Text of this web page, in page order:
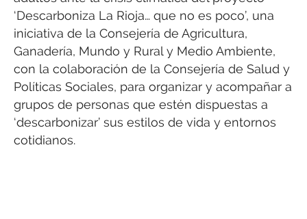
‘Descarboniza La Rioja… que no es poco’, una
iniciativa de la Consejería de Agricultura,
Ganadería, Mundo y Rural y Medio Ambiente,
con la colaboración de la Consejería de Salud y
Políticas Sociales, para organizar y acompañar a
grupos de personas que estén dispuestas a
‘descarbonizar’ sus estilos de vida y entornos
cotidianos.